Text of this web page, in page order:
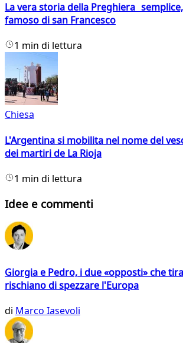
La vera storia della Preghiera
famoso di san Francesco
1 min di lettura
Chiesa
L'Argentina si mobilita nel nome del
dei martiri de La Rioja
1 min di lettura
Idee e commenti
Giorgia e Pedro, i due «opposti» che
rischiano di spezzare l'Europa
di Marco Iasevoli